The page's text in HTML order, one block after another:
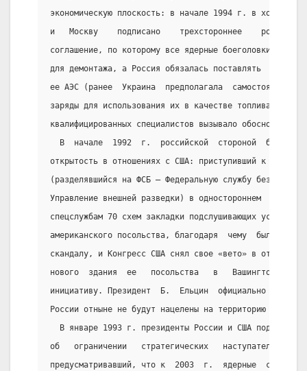
экономическую плоскость: в начале 1994 г. в ходе
и   Москву    подписано    трехстороннее    российско-
соглашение, по которому все ядерные боеголовки
для демонтажа, а Россия обязалась поставлять
ее АЭС (ранее  Украина  предполагала  самостоятельно
заряды для использования их в качестве топлива, что
квалифицированных специалистов вызывало обоснованные
В  начале  1992  г.  российской  стороной  была
открытость в отношениях с США: приступивший к
(разделявшийся на ФСБ — Федеральную службу
Управление внешней разведки) в одностороннем
спецслужбам 70 схем закладки подслушивающих
американского посольства, благодаря  чему  был
скандалу, и Конгресс США снял свое «вето» в отношении
нового  здания  ее   посольства   в   Вашингтоне.
инициативу. Президент  Б.  Ельцин  официально
России отныне не будут нацелены на территорию США.
В январе 1993 г. президенты России и США подписали
об   ограничении   стратегических   наступательных
предусматривавший, что к  2003  г.  ядерные  силы